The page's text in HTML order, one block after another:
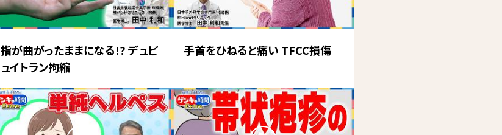
指が曲がったままになる!? デュピ
ュイトラン拘縮
手首をひねると痛い TFCC損傷